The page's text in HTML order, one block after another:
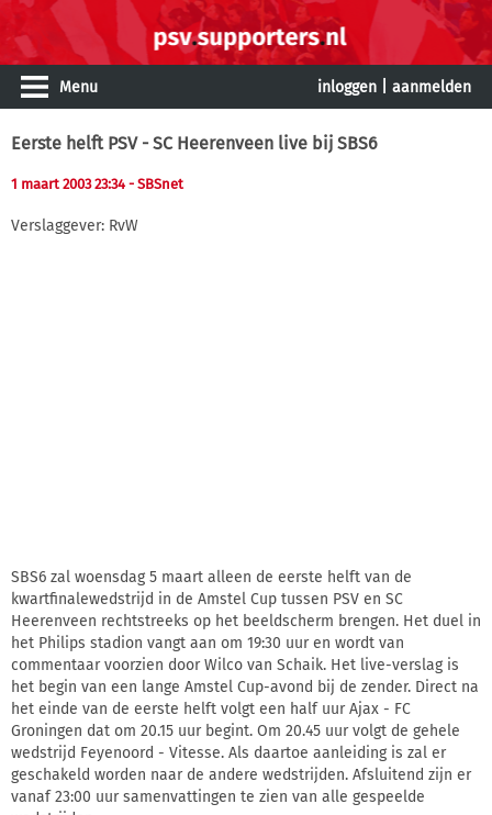
Menu inloggen aanmelden
Eerste helft PSV - SC Heerenveen live bij SBS6
1 maart 2003 23:34 - SBSnet
Verslaggever: RvW
SBS6 zal woensdag 5 maart alleen de eerste helft van de
kwartfinalewedstrijd in de Amstel Cup tussen PSV en SC
Heerenveen rechtstreeks op het beeldscherm brengen. Het duel in
het Philips stadion vangt aan om 19:30 uur en wordt van
commentaar voorzien door Wilco van Schaik. Het live-verslag is
het begin van een lange Amstel Cup-avond bij de zender. Direct na
het einde van de eerste helft volgt een half uur Ajax - FC
Groningen dat om 20.15 uur begint. Om 20.45 uur volgt de gehele
wedstrijd Feyenoord - Vitesse. Als daartoe aanleiding is zal er
geschakeld worden naar de andere wedstrijden. Afsluitend zijn er
vanaf 23:00 uur samenvattingen te zien van alle gespeelde